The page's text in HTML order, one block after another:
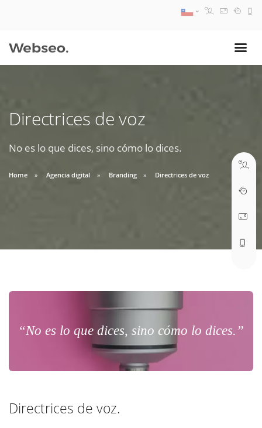
Directrices de voz
No es lo que dices, sino cómo lo dices.
Home Agencia digital Branding Directrices de voz
“No es lo que dices, sino cómo lo dices.”
Directrices de voz.
09:30 AM A 18:30 PM
soporte@webseo.cl